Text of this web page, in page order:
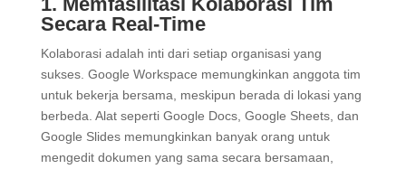
Secara Real-Time
Kolaborasi adalah inti dari setiap organisasi yang
sukses. Google Workspace memungkinkan anggota tim
untuk bekerja bersama, meskipun berada di lokasi yang
berbeda. Alat seperti Google Docs, Google Sheets, dan
Google Slides memungkinkan banyak orang untuk
mengedit dokumen yang sama secara bersamaan,